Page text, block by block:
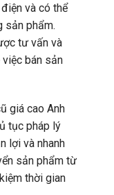
và có thể
sản phẩm.
tư vấn và
bán sản
giá cao Anh
tục pháp lý
lợi và nhanh
sản phẩm từ
thời gian